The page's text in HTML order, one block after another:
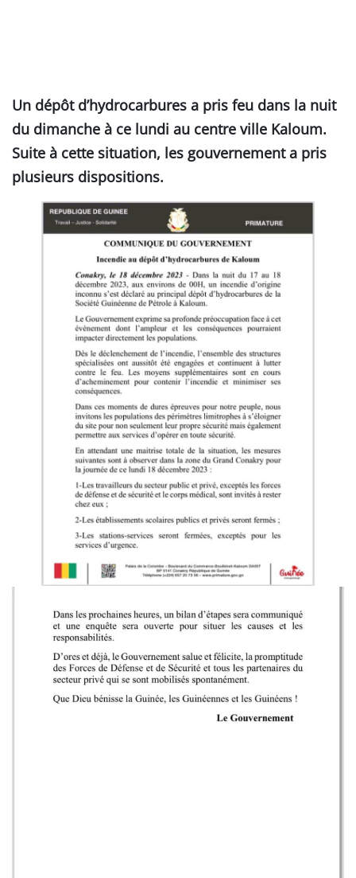
Un dépôt d’hydrocarbures a pris feu dans la nuit
du dimanche à ce lundi au centre ville Kaloum.
Suite à cette situation, les gouvernement a pris
plusieurs dispositions.